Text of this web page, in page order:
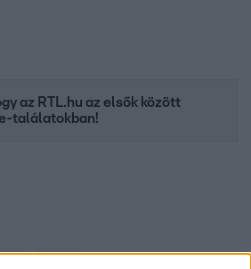
az RTL.hu az elsők között
találatokban!